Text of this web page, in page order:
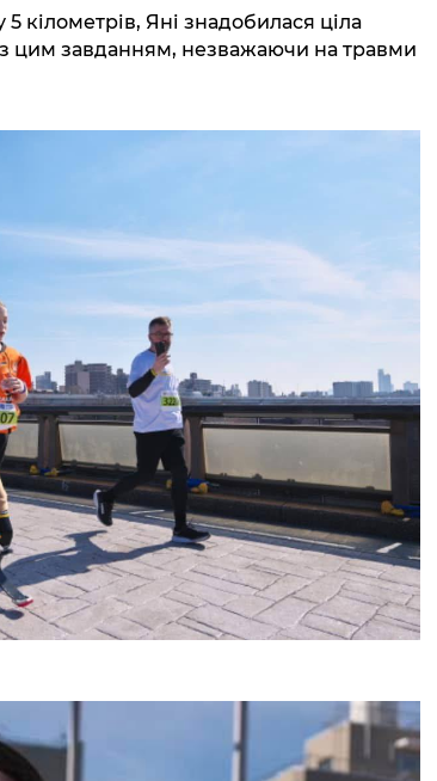
кілометрів, Яні знадобилася ціла
з цим завданням, незважаючи на травми